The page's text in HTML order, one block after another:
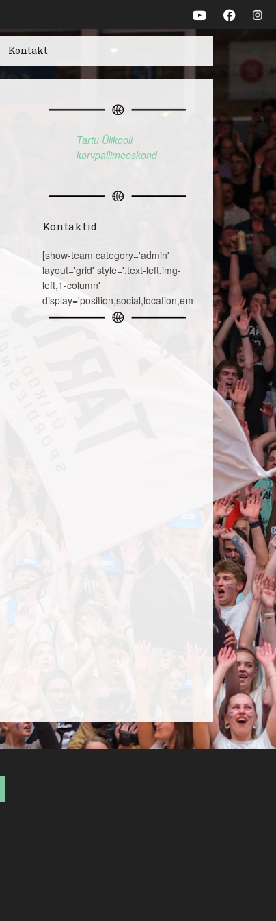
Kontakt
Tartu Ülikooli
korvpallimeeskond
Kontaktid
[show-team category='admin'
layout='grid' style=',text-left,img-
left,1-column'